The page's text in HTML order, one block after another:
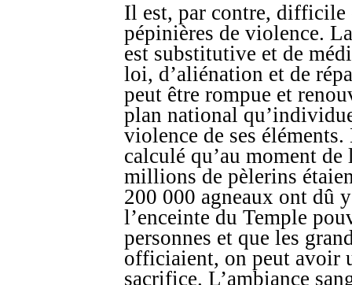
Il est, par contre, difficile
pépinières de violence.
est substitutive et de
loi, d’aliénation et de
peut être rompue et
plan national
violence de ses
calculé qu’au moment
millions de pèlerins
200 000 agneaux ont dû
l’enceinte du Temple
personnes et que les
officiaient, on peut avoir
sacrifice. L’ambiance